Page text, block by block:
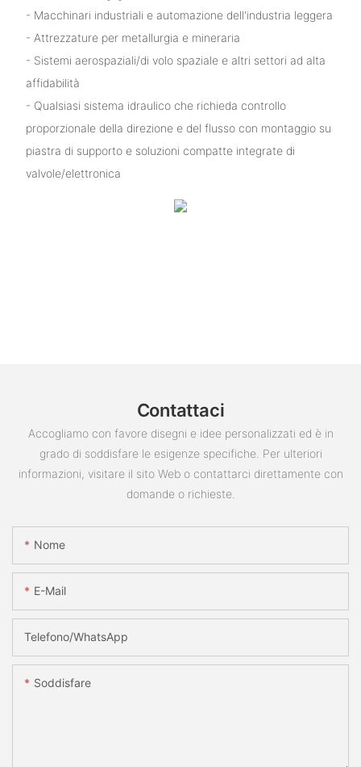
- Macchinari industriali e automazione dell'industria leggera
- Attrezzature per metallurgia e mineraria
- Sistemi aerospaziali/di volo spaziale e altri settori ad alta
affidabilità
- Qualsiasi sistema idraulico che richieda controllo
proporzionale della direzione e del flusso con montaggio su
piastra di supporto e soluzioni compatte integrate di
valvole/elettronica
Contattaci
Accogliamo con favore disegni e idee personalizzati ed è in
grado di soddisfare le esigenze specifiche. Per ulteriori
informazioni, visitare il sito Web o contattarci direttamente con
domande o richieste.
Nome
E-Mail
Telefono/WhatsApp
Soddisfare